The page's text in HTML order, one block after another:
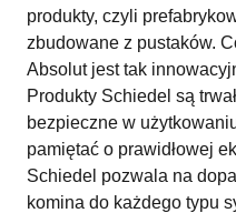
produkty, czyli
zbudowane z pustaków.
Absolut jest tak
Produkty Schiedel są
bezpieczne w
pamiętać o prawidłowej
Schiedel pozwala na
komina do każdego typu